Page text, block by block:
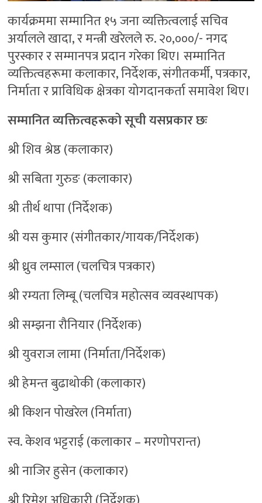
कार्यक्रममा सम्मानित १५ जना व्यक्तित्वलाई सचिव
अर्यालले खादा, र मन्त्री खरेलले रु. २०,०००/- नगद
पुरस्कार र सम्मानपत्र प्रदान गरेका थिए। सम्मानित
व्यक्तित्वहरूमा कलाकार, निर्देशक, संगीतकर्मी, पत्रकार,
निर्माता र प्राविधिक क्षेत्रका योगदानकर्ता समावेश थिए।
सम्मानित व्यक्तित्वहरूको सूची यसप्रकार छः
श्री शिव श्रेष्ठ (कलाकार)
श्री सबिता गुरुङ (कलाकार)
श्री तीर्थ थापा (निर्देशक)
श्री यस कुमार (संगीतकार/गायक/निर्देशक)
श्री ध्रुव लम्साल (चलचित्र पत्रकार)
श्री रम्यता लिम्बू (चलचित्र महोत्सव व्यवस्थापक)
श्री सम्झना रौनियार (निर्देशक)
श्री युवराज लामा (निर्माता/निर्देशक)
श्री हेमन्त बुढाथोकी (कलाकार)
श्री किशन पोखरेल (निर्माता)
स्व. केशव भट्टराई (कलाकार – मरणोपरान्त)
श्री नाजिर हुसेन (कलाकार)